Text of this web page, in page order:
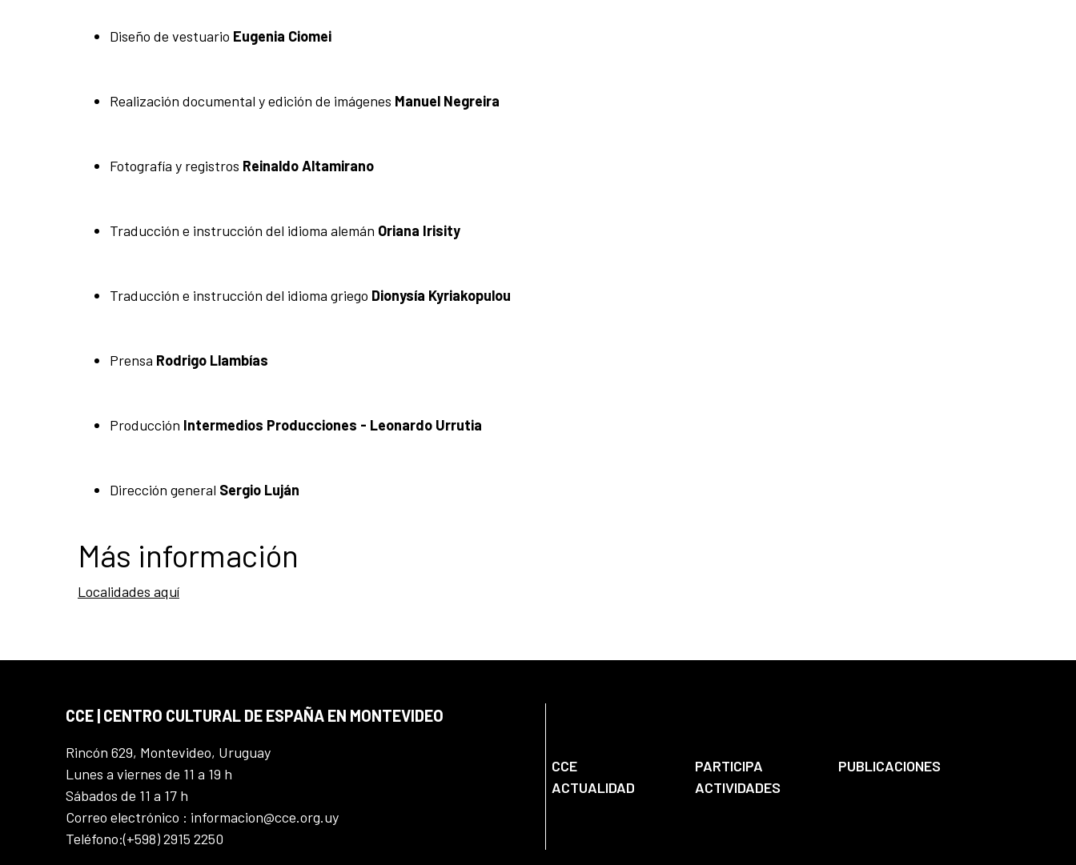
Diseño de vestuario Eugenia Ciomei
Realización documental y edición de imágenes Manuel Negreira
Fotografía y registros Reinaldo Altamirano
Traducción e instrucción del idioma alemán Oriana Irisity
Traducción e instrucción del idioma griego Dionysía Kyriakopulou
Prensa Rodrigo Llambías
Producción Intermedios Producciones - Leonardo Urrutia
Dirección general Sergio Luján
Más información
Localidades aquí
CCE | CENTRO CULTURAL DE ESPAÑA EN MONTEVIDEO
Rincón 629, Montevideo, Uruguay
Lunes a viernes de 11 a 19 h
Sábados de 11 a 17 h
Correo electrónico : informacion@cce.org.uy
Teléfono:(+598) 2915 2250
CCE PARTICIPA
PUBLICACIONES
ACTUALIDAD
ACTIVIDADES